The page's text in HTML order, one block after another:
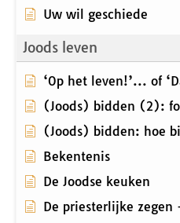
Uw wil geschiede
Joods leven
‘Op het leven!’... of
(Joods) bidden (2):
(Joods) bidden: hoe
Bekentenis
De Joodse keuken
De priesterlijke